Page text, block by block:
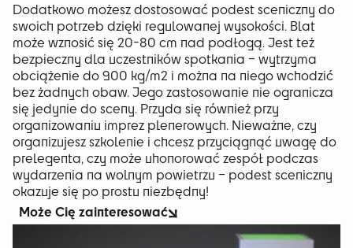
Dodatkowo możesz dostosować podest sceniczny do
swoich potrzeb dzięki regulowanej wysokości. Blat
może wznosić się 20-80 cm nad podłogą. Jest też
bezpieczny dla uczestników spotkania – wytrzyma
obciążenie do 900 kg/m2 i można na niego wchodzić
bez żadnych obaw. Jego zastosowanie nie ogranicza
się jedynie do sceny. Przyda się również przy
organizowaniu imprez plenerowych. Nieważne, czy
organizujesz szkolenie i chcesz przyciągnąć uwagę do
prelegenta, czy może uhonorować zespół podczas
wydarzenia na wolnym powietrzu – podest sceniczny
okazuje się po prostu niezbędny!
Może Cię zainteresować